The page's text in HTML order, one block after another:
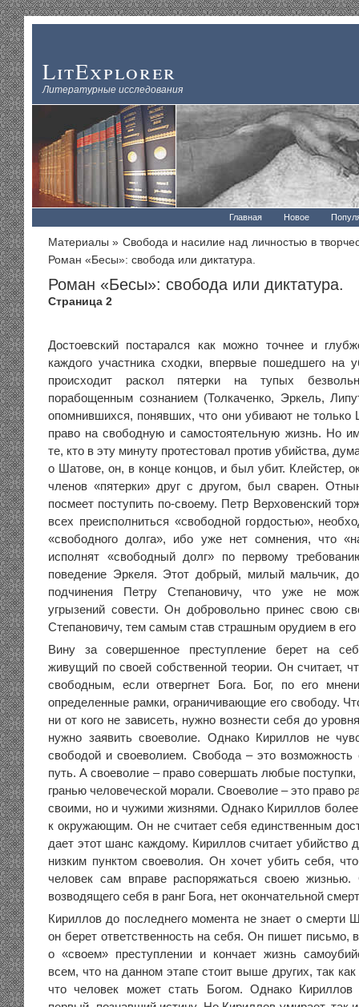
LitExplorer
Литературные исследования
Главная Новое
Материалы » Свобода и насилие над личностью в
Роман «Бесы»: свобода или диктатура.
Роман «Бесы»: свобода или диктатура.
Страница 2
Достоевский постарался как можно точнее и
каждого участника сходки, впервые пошедшего на
происходит раскол пятерки на тупых
порабощенным сознанием (Толкаченко, Эркель,
опомнившихся, понявших, что они убивают не только
право на свободную и самостоятельную жизнь. Но
те, кто в эту минуту протестовал против убийства,
о Шатове, он, в конце концов, и был убит. Клейстер,
членов «пятерки» друг с другом, был сварен.
посмеет поступить по-своему. Петр Верховенский
всех преисполниться «свободной гордостью»,
«свободного долга», ибо уже нет сомнения, что
исполнят «свободный долг» по первому
поведение Эркеля. Этот добрый, милый мальчик,
подчинения Петру Степановичу, что уже не
угрызений совести. Он добровольно принес свою
Степановичу, тем самым став страшным орудием в его
Вину за совершенное преступление берет на
живущий по своей собственной теории. Он считает,
свободным, если отвергнет Бога. Бог, по его
определенные рамки, ограничивающие его свободу.
ни от кого не зависеть, нужно вознести себя до
нужно заявить своеволие. Однако Кириллов не
свободой и своеволием. Свобода – это
путь. А своеволие – право совершать любые
гранью человеческой морали. Своеволие – это право
своими, но и чужими жизнями. Однако Кириллов
к окружающим. Он не считает себя единственным
дает этот шанс каждому. Кириллов считает убийство
низким пунктом своеволия. Он хочет убить себя,
человек сам вправе распоряжаться своею
возводящего себя в ранг Бога, нет окончательной
Кириллов до последнего момента не знает о смерти
он берет ответственность на себя. Он пишет письмо,
о «своем» преступлении и кончает жизнь
всем, что на данном этапе стоит выше других, так
что человек может стать Богом. Однако